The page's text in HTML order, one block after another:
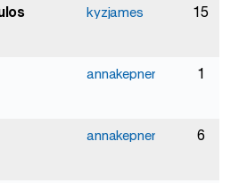
kyzjames 15
annakepner 1
annakepner 6